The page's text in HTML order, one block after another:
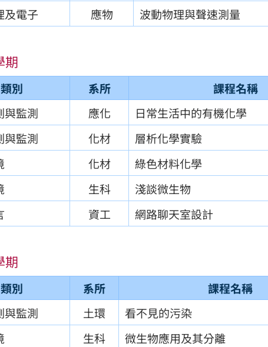
及電子
應物 波動物理與聲速測量
期
類別 系所
課程名稱
與監測
應化
日常生活中的有機化學
與監測
化材
層析化學實驗
化材
綠色材料化學
生科
淺談微生物
資工 網路聊天室設計
期
類別 系所
課程名稱
與監測
土環
看不見的污染
生科
微生物應用及其分離